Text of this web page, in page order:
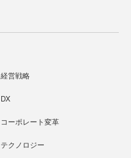
経営戦略
DX
コーポレート変革
テクノロジー